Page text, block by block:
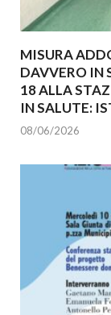
MISURA
DAVVERO IN
18 ALLA
IN SALUTE:
08/06/2026